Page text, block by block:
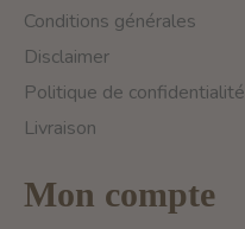
Conditions générales
Disclaimer
Politique de confidentialité
Livraison
Mon compte